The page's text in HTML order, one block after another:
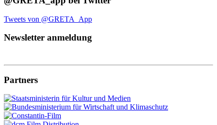
Tweets von @GRETA_App
Newsletter anmeldung
Partners